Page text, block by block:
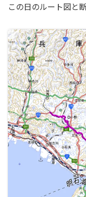
この日のルート図と